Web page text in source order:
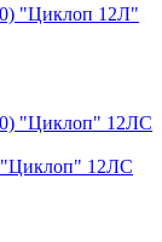
"Циклоп 12Л"
12ЛС